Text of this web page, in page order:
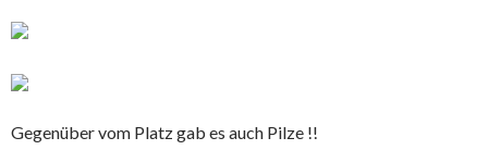
Gegenüber vom Platz gab es auch Pilze !!